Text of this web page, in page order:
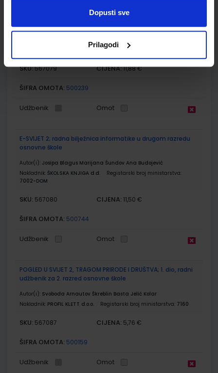
Dopusti sve
Prilagodi
E-SVIJET 2; radni udžbenik informatike s dodatnim
Registarski broj ministarstva:
SKU:567079 CIJENA:11,88 €
ŠIFRA OMOTA: 500239
Udžbenik Omot
E-SVIJET 2; radna bilježnica informatike u drugom razredu
osnovne škole
Autor(i): Josipa Blagus Marijana Šundov Ana Budojević
Nakladnik: ŠKOLSKA KNJIGA d.d.
Registarski broj ministarstva:
7002-DOM
SKU: 567080 CIJENA: 11,50 €
ŠIFRA OMOTA: 500744
Udžbenik Omot
POGLED U SVIJET 2, TRAGOM PRIRODE I DRUŠTVA; 1. dio, radni
udžbenik za 2. razred osnovne škole
Autor(i): Svoboda Arnautov Škreblin Basta Jelić Kolar
Nakladnik: PROFIL KLETT d.o.o. Registarski broj ministarstva: 7160
SKU: 567087 CIJENA: 5,76 €
ŠIFRA OMOTA: 500159
Udžbenik Omot